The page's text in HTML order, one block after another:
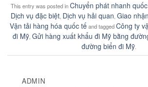
This entry was posted inChuyển phát nhanh
Dịch vụ đặc biệt, Dịch vụ hải quan Giao
Vận tải hàng hóa quốc tếand taggedCông ty
đi Mỹ Gửi hàng xuất khẩu đi Mỹ bằng
đường biển đi Mỹ.
ADMIN